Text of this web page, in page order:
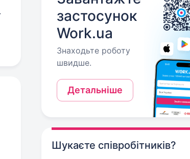
застосунок
Work.ua
Знаходьте роботу
швидше.
Детальніше
Шукаєте співробітників?